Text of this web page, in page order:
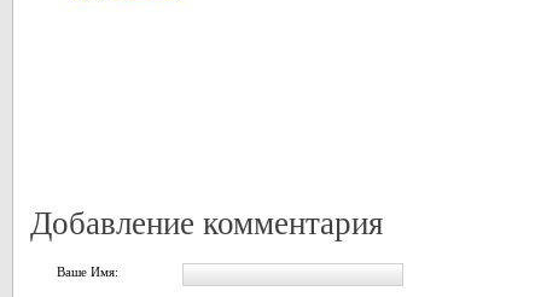
Добавление комментария
Ваше Имя: